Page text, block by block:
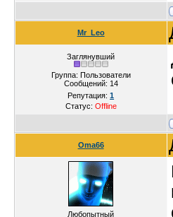
Mr_Leo
Заглянувший
Группа: Пользователи
Сообщений: 14
Репутация:1
Статус: Offline
Oma66
Любопытный